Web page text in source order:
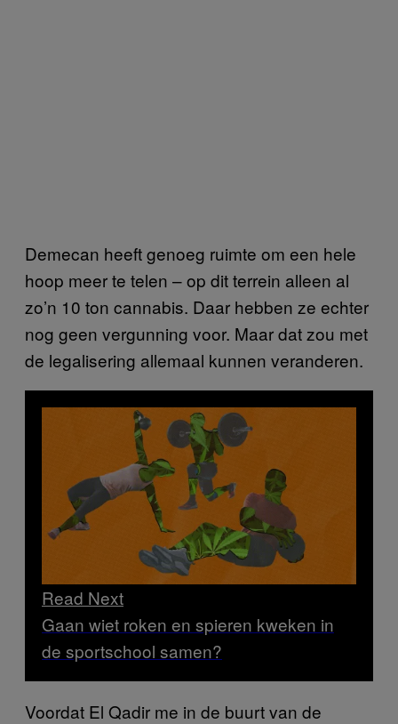
Demecan heeft genoeg ruimte om een hele
hoop meer te telen – op dit terrein alleen al
zo’n 10 ton cannabis. Daar hebben ze echter
nog geen vergunning voor. Maar dat zou met
de legalisering allemaal kunnen veranderen.
Read Next
Gaan wiet roken en spieren kweken in
de sportschool samen?
Voordat El Qadir me in de buurt van de